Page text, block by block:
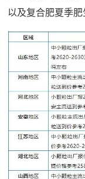
以及复合肥夏季肥